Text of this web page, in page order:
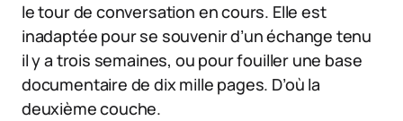
le tour de conversation en cours. Elle est
inadaptée pour se souvenir d’un échange tenu
il y a trois semaines, ou pour fouiller une base
documentaire de dix mille pages. D’où la
deuxième couche.